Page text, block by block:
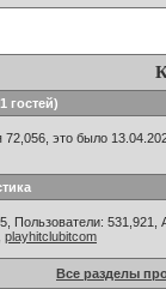
гостей)
это было
Пользователи: 531,921,
playhitclubitcom
Все разделы